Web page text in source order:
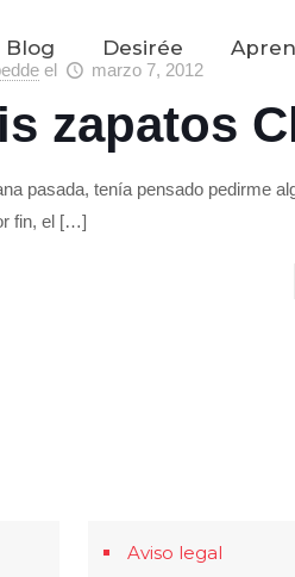
Blog Desirée
el marzo 7, 2012
zapatos
pasada, tenía pensado pedirme
fin, el […]
Aviso legal